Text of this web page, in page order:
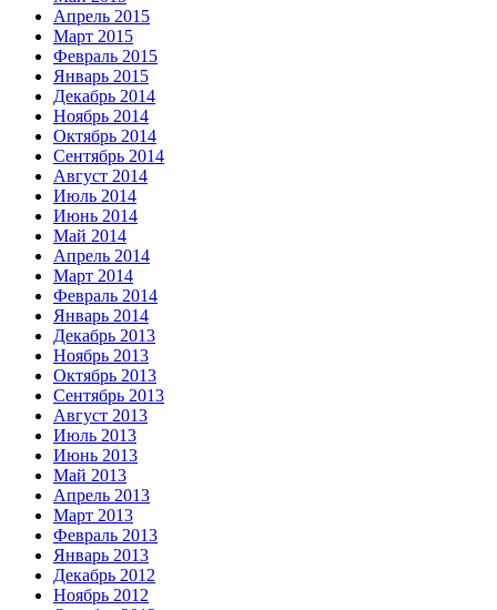
Апрель 2015
Март 2015
Февраль 2015
Январь 2015
Декабрь 2014
Ноябрь 2014
Октябрь 2014
Сентябрь 2014
Август 2014
Июль 2014
Июнь 2014
Май 2014
Апрель 2014
Март 2014
Февраль 2014
Январь 2014
Декабрь 2013
Ноябрь 2013
Октябрь 2013
Сентябрь 2013
Август 2013
Июль 2013
Июнь 2013
Май 2013
Апрель 2013
Март 2013
Февраль 2013
Январь 2013
Декабрь 2012
Ноябрь 2012